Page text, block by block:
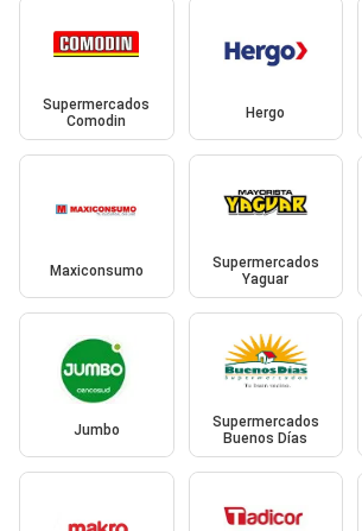
Supermercados
Comodin
Hergo
Maxiconsumo
Supermercados
Yaguar
Jumbo
Supermercados
Buenos Días